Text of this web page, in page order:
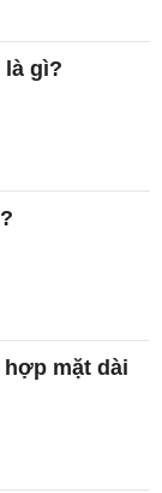
gì?
mặt dài